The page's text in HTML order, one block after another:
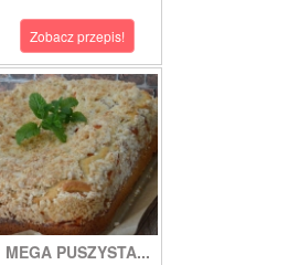
Zobacz przepis!
MEGA PUSZYSTA...